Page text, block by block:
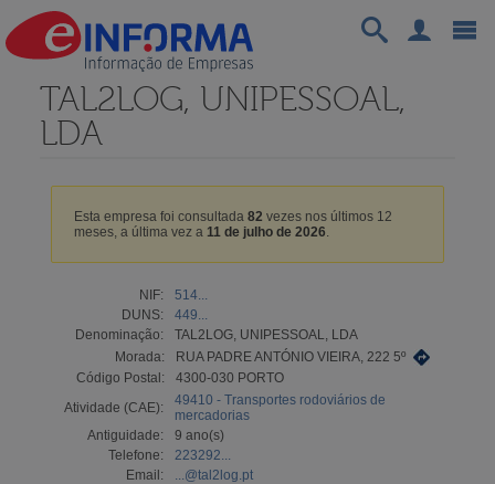
TAL2LOG, UNIPESSOAL,
LDA
Esta empresa foi consultada 82 vezes nos últimos 12
meses, a última vez a 11 de julho de 2026.
NIF:
514...
DUNS:
449...
Denominação:
TAL2LOG, UNIPESSOAL, LDA
Morada:
RUA PADRE ANTÓNIO VIEIRA, 222 5º
Código Postal:
4300-030 PORTO
Atividade (CAE):
49410 - Transportes rodoviários de
mercadorias
Antiguidade:
9 ano(s)
Telefone:
223292...
Email:
...@tal2log.pt